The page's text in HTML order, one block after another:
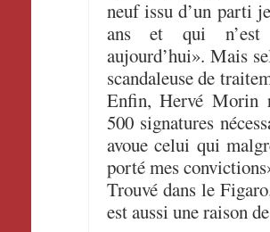
neuf issu d’un parti
ans et qui n’est
aujourd’hui». Mais
scandaleuse de
Enfin, Hervé Morin
500 signatures
avoue celui qui
porté mes
Trouvé dans le
est aussi une raison